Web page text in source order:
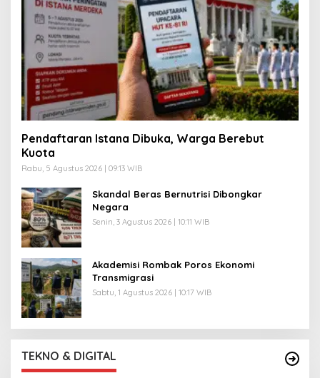
Pendaftaran Istana Dibuka, Warga Berebut
Kuota
Rabu, 5 Agustus 2026 | 09:13 WIB
Skandal Beras Bernutrisi Dibongkar
Negara
Senin, 3 Agustus 2026 | 10:11 WIB
Akademisi Rombak Poros Ekonomi
Transmigrasi
Sabtu, 1 Agustus 2026 | 10:17 WIB
TEKNO & DIGITAL